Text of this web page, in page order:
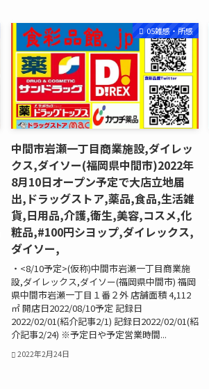
05雑感・所感
中間市岩瀬一丁目商業施設,ダイレッ
クス,ダイソー(福岡県中間市)2022年
8月10日オープン予定で大店立地届
出,ドラッグストア,薬品,食品,生活雑
貨,日用品,介護,衛生,美容,コスメ,化
粧品,#100円シヨップ,ダイレックス,
ダイソー,
・<8/10予定>(仮称)中間市岩瀬一丁目商業施
設,ダイレックス,ダイソー(福岡県中間市) 福岡
県中間市岩瀬一丁目１番２外 店舗面積 4,112
㎡ 開店日2022/08/10予定 記録日
2022/02/01(紹介記事2/1) 記録日2022/02/01(紹
介記事2/24) ※予定日や予定営業時間...
2022年2月24日